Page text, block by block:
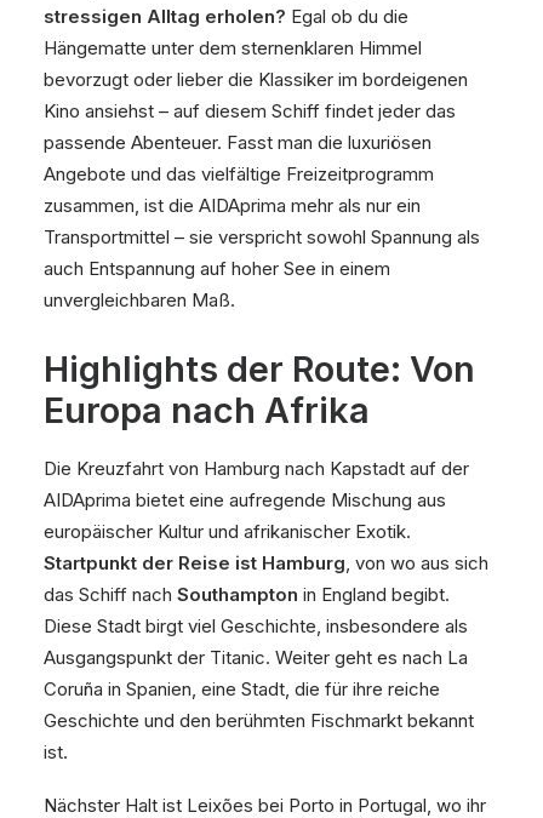
stressigen Alltag erholen? Egal ob du die
Hängematte unter dem sternenklaren Himmel
bevorzugt oder lieber die Klassiker im bordeigenen
Kino ansiehst – auf diesem Schiff findet jeder das
passende Abenteuer. Fasst man die luxuriösen
Angebote und das vielfältige Freizeitprogramm
zusammen, ist die AIDAprima mehr als nur ein
Transportmittel – sie verspricht sowohl Spannung als
auch Entspannung auf hoher See in einem
unvergleichbaren Maß.
Highlights der Route: Von
Europa nach Afrika
Die Kreuzfahrt von Hamburg nach Kapstadt auf der
AIDAprima bietet eine aufregende Mischung aus
europäischer Kultur und afrikanischer Exotik.
Startpunkt der Reise ist Hamburg, von wo aus sich
das Schiff nach Southampton in England begibt.
Diese Stadt birgt viel Geschichte, insbesondere als
Ausgangspunkt der Titanic. Weiter geht es nach La
Coruña in Spanien, eine Stadt, die für ihre reiche
Geschichte und den berühmten Fischmarkt bekannt
ist.
Nächster Halt ist Leixões bei Porto in Portugal, wo ihr